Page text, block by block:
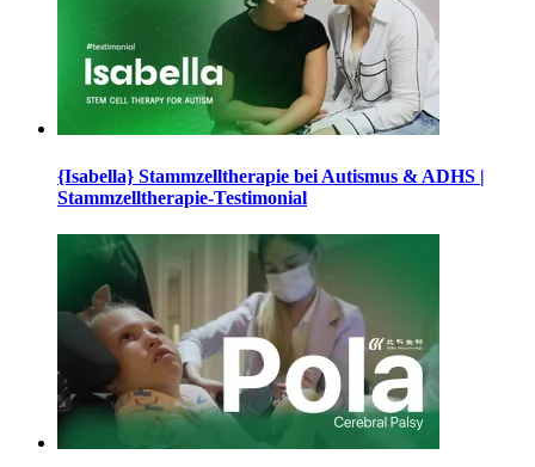
{Isabella} Stammzelltherapie bei Autismus & ADHS |
Stammzelltherapie-Testimonial